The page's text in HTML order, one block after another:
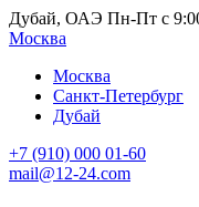
Дубай, ОАЭ Пн-Пт с
Москва
Москва
Санкт-Петербург
Дубай
+7 (910) 000 01-60
mail@12-24.com